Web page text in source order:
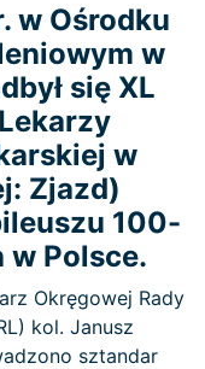
w Ośrodku
w
się XL
w
Zjazd)
100-
w Polsce.
Okręgowej Rady
kol. Janusz
sztandar